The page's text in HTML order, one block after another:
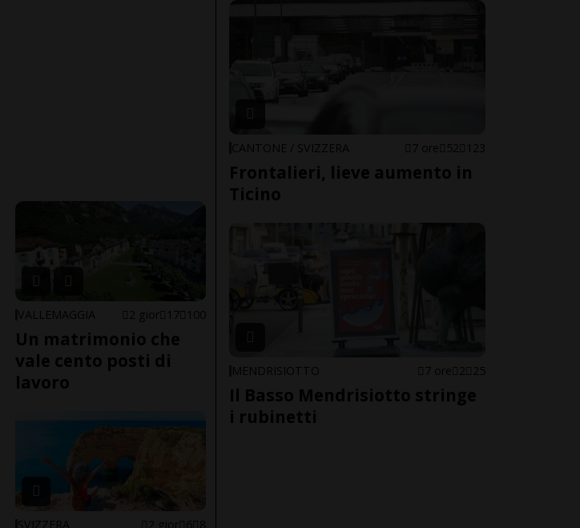
VALLEMAGGIA 2 gior 17 100
Un matrimonio che
vale cento posti di
lavoro
SVIZZERA 2 gior 6 8
CANTONE / SVIZZERA 7 ore 52 123
Frontalieri, lieve aumento in
Ticino
MENDRISIOTTO 7 ore 2 25
Il Basso Mendrisiotto stringe
i rubinetti